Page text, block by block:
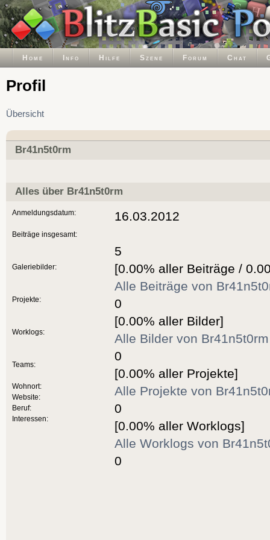
Home Info Hilfe Szene Forum Chat
Profil
Übersicht
Br41n5t0rm
Alles über Br41n5t0rm
Anmeldungsdatum:
Beiträge insgesamt:
Galeriebilder:
Projekte:
Worklogs:
Teams:
Wohnort:
Website:
Beruf:
Interessen:
16.03.2012
5
[0.00% aller Beiträge /
Alle Beiträge von
0
[0.00% aller Bilder]
Alle Bilder von
0
[0.00% aller Projekte]
Alle Projekte von
0
[0.00% aller Worklogs]
Alle Worklogs von
0